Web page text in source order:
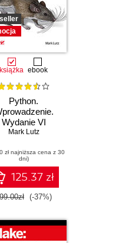
książka ebook
Python.
Wydanie VI
Mark Lutz
zł najniższa cena z 30
dni)
125.37 zł
(-37%)